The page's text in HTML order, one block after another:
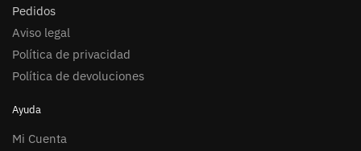
Pedidos
Aviso legal
Política de privacidad
Política de devoluciones
Ayuda
Mi Cuenta